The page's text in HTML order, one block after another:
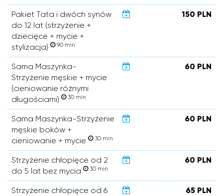
Pakiet Tata i dwóch synów
do 12 lat (strzyżenie +
dziecięce + mycie +
stylizacja)
90 min
150 PLN
Sama Maszynka-
Strzyżenie męskie + mycie
(cieniowanie różnymi
długościami)
30 min
60 PLN
Sama Maszynka-Strzyżenie
męskie boków +
cieniowanie + mycie
30 min
60 PLN
Strzyżenie chłopięce od 2
do 5 lat bez mycia
30 min
60 PLN
Strzyżenie chłopięce od 6
65 PLN